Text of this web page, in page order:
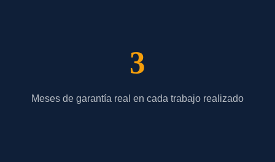
3
Meses de garantía real en cada trabajo realizado